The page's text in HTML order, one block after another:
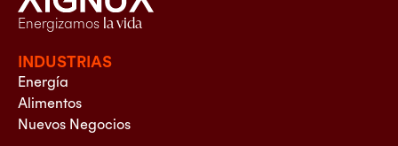
Energizamos la vida
INDUSTRIAS
Energía
Alimentos
Nuevos Negocios